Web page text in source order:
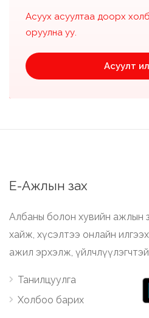
Асуух асуултаа доорх
оруулна уу.
Асуулт
Е-Ажлын зах
Албаны болон хувийн ажлын
хайж, хүсэлтээ онлайн
ажил эрхэлж,
Танилцуулга
Холбоо барих